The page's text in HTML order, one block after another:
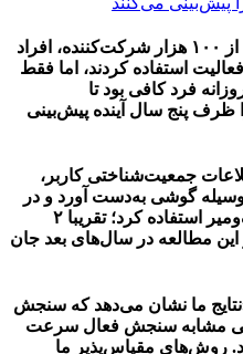
طی مطالعه‌ای جدید با حضور بیش از ۱۰۰ هزار شرکت‌کننده، افراد
استفاده کردند، اما فقط
فرد کافی بود تا
ظرف پنج سال آینده پیش‌بینی
جمعیت‌شناختی کاربر،
گوشی به‌دست آورد و در
الگوریتمی برای پیش‌بینی نرخ مرگ‌ومیر استفاده کرد؛ تقریبا ۲
مطالعه در سال‌های بعد جان
ما نشان می‌دهد که سنجش
مشابه سنجش فعال سرعت
روش‌های مقیاس‌پذیر ما